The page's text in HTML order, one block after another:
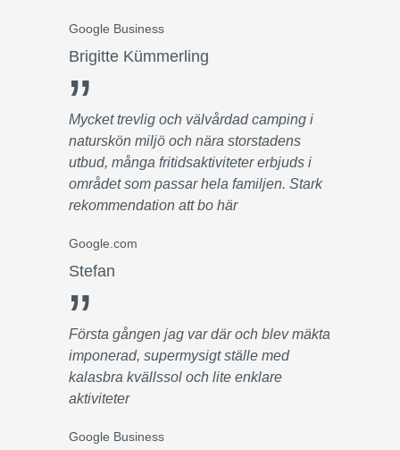
Google Business
Brigitte Kümmerling
”
Mycket trevlig och välvårdad camping i
naturskön miljö och nära storstadens
utbud, många fritidsaktiviteter erbjuds i
området som passar hela familjen. Stark
rekommendation att bo här
Google.com
Stefan
”
Första gången jag var där och blev mäkta
imponerad, supermysigt ställe med
kalasbra kvällssol och lite enklare
aktiviteter
Google Business